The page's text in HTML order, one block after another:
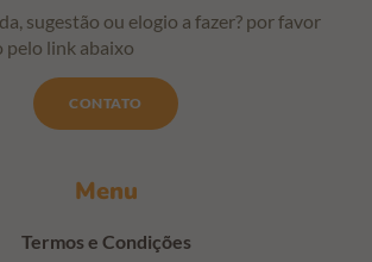
Menu
Termos e Condições
sugestão ou elogio a fazer? por favor
pelo link abaixo
CONTATO